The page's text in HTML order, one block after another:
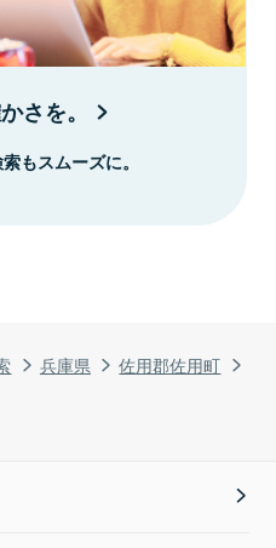
兵庫県
佐用郡佐用町
さを。
もスムーズに。